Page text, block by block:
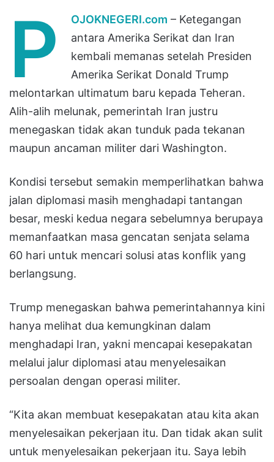
P OJOKNEGERI.com – Ketegangan
antara Amerika Serikat dan Iran
kembali memanas setelah Presiden
Amerika Serikat Donald Trump
melontarkan ultimatum baru kepada Teheran.
Alih-alih melunak, pemerintah Iran justru
menegaskan tidak akan tunduk pada tekanan
maupun ancaman militer dari Washington.
Kondisi tersebut semakin memperlihatkan bahwa
jalan diplomasi masih menghadapi tantangan
besar, meski kedua negara sebelumnya berupaya
memanfaatkan masa gencatan senjata selama
60 hari untuk mencari solusi atas konflik yang
berlangsung.
Trump menegaskan bahwa pemerintahannya kini
hanya melihat dua kemungkinan dalam
menghadapi Iran, yakni mencapai kesepakatan
melalui jalur diplomasi atau menyelesaikan
persoalan dengan operasi militer.
“Kita akan membuat kesepakatan atau kita akan
menyelesaikan pekerjaan itu. Dan tidak akan sulit
untuk menyelesaikan pekerjaan itu. Saya lebih